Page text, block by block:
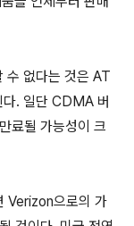
수 없다는 것은 AT
. 일단 CDMA 버
료될 가능성이 크
Verizon으로의 가